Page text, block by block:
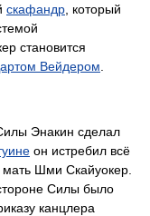
скафандр , который
становится
Вейдером
Энакин сделал
он истребил всё
Шми Скайуокер.
Силы было
канцлера